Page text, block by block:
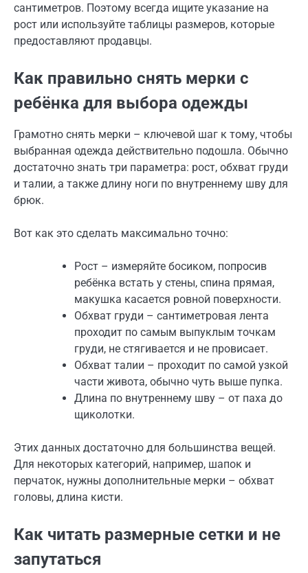
сантиметров. Поэтому всегда ищите указание на
рост или используйте таблицы размеров, которые
предоставляют продавцы.
Как правильно снять мерки с
ребёнка для выбора одежды
Грамотно снять мерки – ключевой шаг к тому, чтобы
выбранная одежда действительно подошла. Обычно
достаточно знать три параметра: рост, обхват груди
и талии, а также длину ноги по внутреннему шву для
брюк.
Вот как это сделать максимально точно:
Рост – измеряйте босиком, попросив
ребёнка встать у стены, спина прямая,
макушка касается ровной поверхности.
Обхват груди – сантиметровая лента
проходит по самым выпуклым точкам
груди, не стягивается и не провисает.
Обхват талии – проходит по самой узкой
части живота, обычно чуть выше пупка.
Длина по внутреннему шву – от паха до
щиколотки.
Этих данных достаточно для большинства вещей.
Для некоторых категорий, например, шапок и
перчаток, нужны дополнительные мерки – обхват
головы, длина кисти.
Как читать размерные сетки и не
запутаться